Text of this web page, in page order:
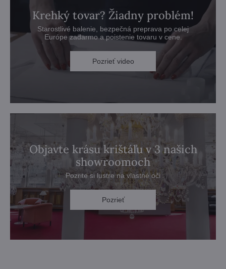
Krehký tovar? Žiadny problém!
Starostlivé balenie, bezpečná preprava po celej
Európe zadarmo a poistenie tovaru v cene.
Pozrieť video
Objavte krásu krištáľu v 3 našich
showroomoch
Pozrite si lustre na vlastné oči
Pozrieť